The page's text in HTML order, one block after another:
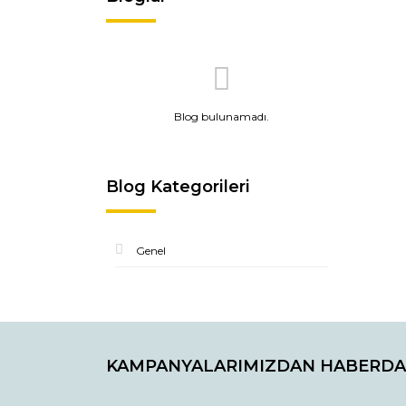
Blog bulunamadı.
Blog Kategorileri
Genel
KAMPANYALARIMIZDAN